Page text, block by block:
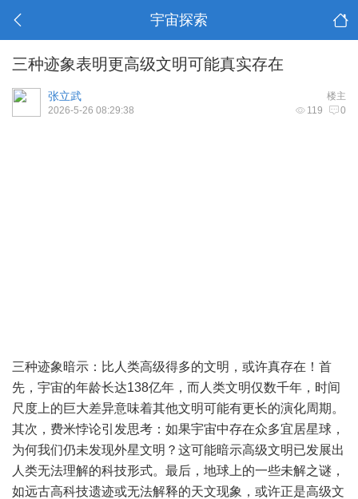
宇宙探索
三种迹象表明更高级文明可能真实存在
楼主
张立武
119 0
2026-5-26 08:29:38
三种迹象暗示：比人类高级得多的文明，或许真存在！首
先， 宇宙的年龄长达138亿年，而人类文明仅数千年，时间
尺度上的巨大差异意味着其他文明可能有更长的演化周期。
其次，费米悖论引发思考：如果宇宙中存在众多宜居星球，
为何我们仍未发现外星文明？这可能暗示高级文明已发展出
人类无法理解的科技形式。最后，地球上的一些未解之谜，
如远古高科技遗迹或无法解释的天文现象，或许正是高级文